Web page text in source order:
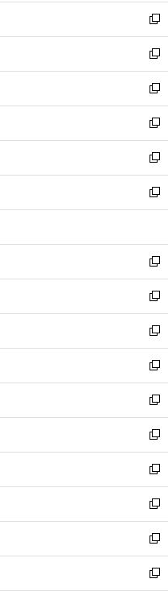
で
開
く
ン
ド
ウ
で
開
く
ウ
ィ
ン
ド
ウ
で
開
く
し
い
ウ
ィ
ン
ド
ウ
で
開
く
新
し
い
ウ
ィ
ン
ド
ウ
で
開
く
新
し
い
ウ
ィ
ン
ド
ウ
で
開
新
し
い
ウ
ィ
ン
ド
ウ
開
く
新
し
い
ウ
ィ
ン
ウ
で
開
く
新
し
い
ウ
ン
ド
ウ
で
開
く
新
し
ウ
ィ
ン
ド
ウ
で
開
く
新
し
い
ウ
ィ
ン
ド
ウ
で
開
く
新
し
い
ウ
ィ
ン
ド
ウ
で
開
く
新
し
い
ウ
ィ
ン
ド
ウ
で
開
く
新
し
い
ウ
ィ
ン
ド
ウ
で
開
く
新
し
い
ウ
ィ
ン
ド
ウ
で
開
く
新
し
い
ウ
ィ
ン
ド
ウ
で
開
新
し
い
ウ
ィ
ン
ド
ウ
新
し
い
ウ
ィ
ン
新
し
い
ウ
新
し